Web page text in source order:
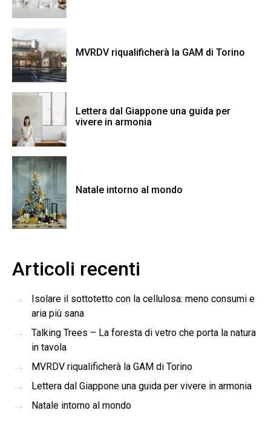
MVRDV riqualificherà la GAM di Torino
Lettera dal Giappone una guida per
vivere in armonia
Natale intorno al mondo
Articoli recenti
Isolare il sottotetto con la cellulosa: meno consumi e
aria più sana
Talking Trees – La foresta di vetro che porta la natura
in tavola
MVRDV riqualificherà la GAM di Torino
Lettera dal Giappone una guida per vivere in armonia
Natale intorno al mondo